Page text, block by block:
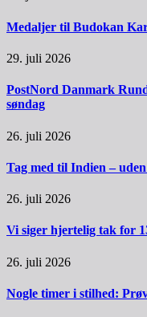
Medaljer til Budokan
29. juli 2026
PostNord Danmark
søndag
26. juli 2026
Tag med til Indien –
26. juli 2026
Vi siger hjertelig tak for
26. juli 2026
Nogle timer i stilhed: